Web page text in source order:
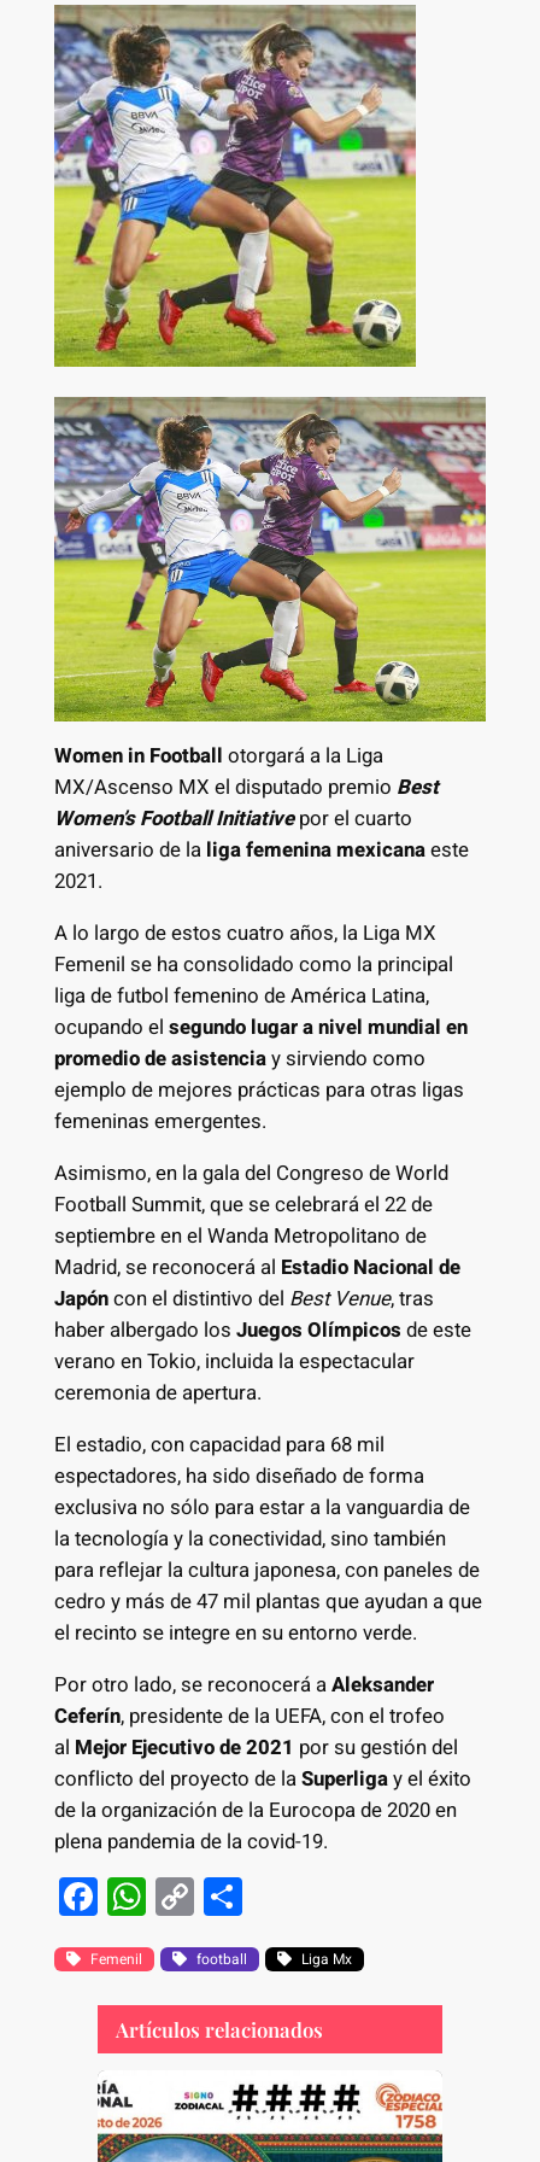
Women in Football otorgará a la Liga
MX/Ascenso MX el disputado premio Best
Women’s Football Initiativepor el cuarto
aniversario de la liga femenina mexicanaeste
2021.
A lo largo de estos cuatro años, la Liga MX
Femenil se ha consolidado como la principal
liga de futbol femenino de América Latina,
ocupando el segundo lugar a nivel mundial en
promedio de asistenciay sirviendo como
ejemplo de mejores prácticas para otras ligas
femeninas emergentes.
Asimismo, en la gala del Congreso de World
Football Summit, que se celebrará el 22 de
septiembre en el Wanda Metropolitano de
Madrid, se reconocerá al Estadio Nacional de
Japóncon el distintivo del Best Venue, tras
haber albergado los Juegos Olímpicos de este
verano en Tokio, incluida la espectacular
ceremonia de apertura.
El estadio, con capacidad para 68 mil
espectadores, ha sido diseñado de forma
exclusiva no sólo para estar a la vanguardia de
la tecnología y la conectividad, sino también
para reflejar la cultura japonesa, con paneles de
cedro y más de 47 mil plantas que ayudan a que
el recinto se integre en su entorno verde.
Por otro lado, se reconocerá aAleksander
Ceferín, presidente de la UEFA, con el trofeo
al Mejor Ejecutivo de 2021 por su gestión del
conflicto del proyecto de laSuperligay el éxito
de la organización de la Eurocopa de 2020 en
plena pandemia de la covid-19.
F
a
c
e
b
o
o
W
h
at
s
A
p
C
o
p
y
Li
n
k
S
h
ar
e
Femenil football Liga Mx
Artículos relacionados